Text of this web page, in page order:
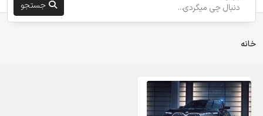
جستجو
خانه